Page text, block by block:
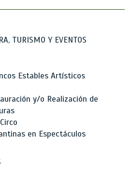
TURISMO Y EVENTOS
Estables Artísticos
y/o Realización de
en Espectáculos